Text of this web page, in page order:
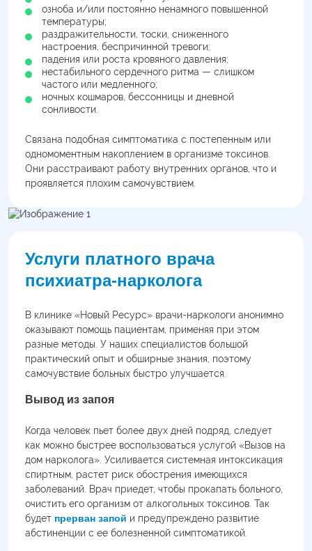
озноба и/или постоянно ненамного повышенной
температуры;
раздражительности, тоски, сниженного
настроения, беспричинной тревоги;
падения или роста кровяного давления;
нестабильного сердечного ритма — слишком
частого или медленного;
ночных кошмаров, бессонницы и дневной
сонливости.
Связана подобная симптоматика с постепенным или
одномоментным накоплением в организме токсинов.
Они расстраивают работу внутренних органов, что и
проявляется плохим самочувствием.
Услуги платного врача
психиатра-нарколога
В клинике «Новый Ресурс» врачи-наркологи анонимно
оказывают помощь пациентам, применяя при этом
разные методы. У наших специалистов большой
практический опыт и обширные знания, поэтому
самочувствие больных быстро улучшается.
Вывод из запоя
Когда человек пьет более двух дней подряд, следует
как можно быстрее воспользоваться услугой «Вызов на
дом нарколога». Усиливается системная интоксикация
спиртным, растет риск обострения имеющихся
заболеваний. Врач приедет, чтобы прокапать больного,
очистить его организм от алкогольных токсинов. Так
будет прерван запой и предупреждено развитие
абстиненции с ее болезненной симптоматикой.